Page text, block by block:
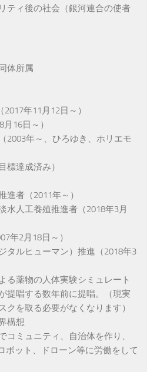
ティ後の社会（銀河連合の使者
体所属
年11月12日～）
16日～）
2003年～、ひろゆき、ホリエモ
標達成済み）
進者（2011年～）
水人工養殖推進者（2018年3月
年2月18日～）
タルヒューマン）推進（2018年3
る薬物の人体実験シミュレート
提唱する数年前に提唱。（現実
クを取る必要がなくなります）
構想
コミュニティ、自治体を作り、
ボット、ドローン等に労働をして